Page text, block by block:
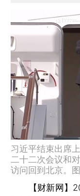
习近平结束出席
二十二次会议和
访问回到北京。
【财新网】